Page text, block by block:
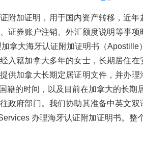
附加证明，用于国内资产转移，近
证券账户注销、外汇额度说明等事项
拿大海牙认证附加证明书（Apostille
入籍加拿大多年的女士，长期居住
供加拿大长期定居证明文件，并办
籍的时间，以及目前在加拿大的长期
政府部门。我们协助其准备中英文
办理海牙认证附加证明书。整